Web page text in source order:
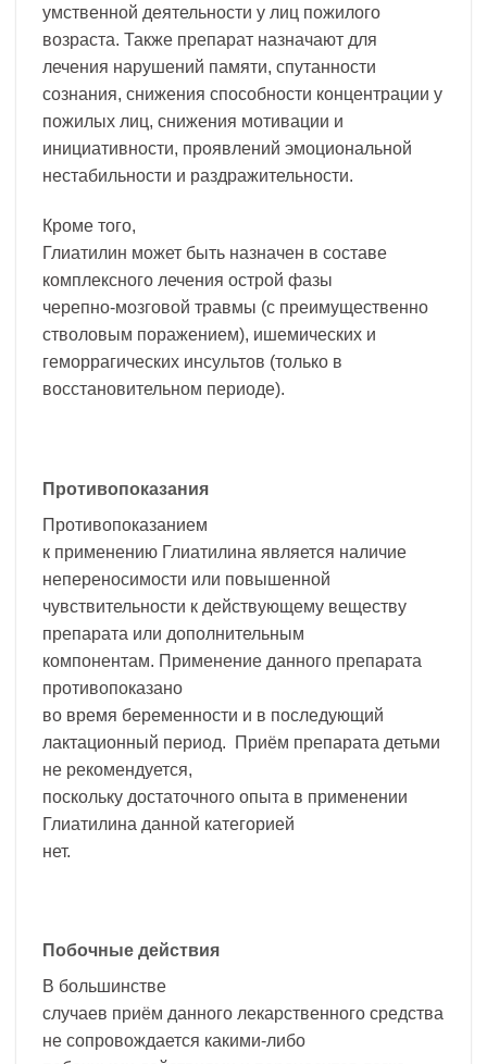
умственной деятельности у лиц пожилого
возраста. Также препарат назначают для
лечения нарушений памяти, спутанности
сознания, снижения способности концентрации у
пожилых лиц, снижения мотивации и
инициативности, проявлений эмоциональной
нестабильности и раздражительности.
Кроме того,
Глиатилин может быть назначен в составе
комплексного лечения острой фазы
черепно-мозговой травмы (с преимущественно
стволовым поражением), ишемических и
геморрагических инсультов (только в
восстановительном периоде).
Противопоказания
Противопоказанием
к применению Глиатилина является наличие
непереносимости или повышенной
чувствительности к действующему веществу
препарата или дополнительным
компонентам. Применение данного препарата
противопоказано
во время беременности и в последующий
лактационный период. Приём препарата детьми
не рекомендуется,
поскольку достаточного опыта в применении
Глиатилина данной категорией
нет.
Побочные действия
В большинстве
случаев приём данного лекарственного средства
не сопровождается какими-либо